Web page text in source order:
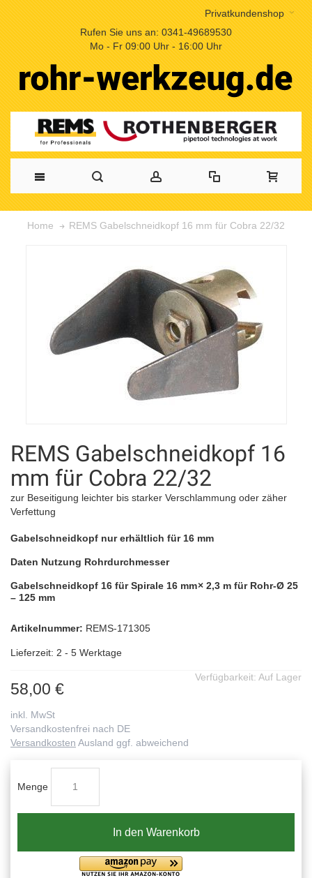
Privatkundenshop
Rufen Sie uns an: 0341-49689530
Mo - Fr 09:00 Uhr - 16:00 Uhr
Home REMS Gabelschneidkopf 16 mm für Cobra 22/32
REMS Gabelschneidkopf 16
mm für Cobra 22/32
zur Beseitigung leichter bis starker Verschlammung oder zäher
Verfettung
Gabelschneidkopf nur erhältlich für 16 mm
Daten Nutzung Rohrdurchmesser
Gabelschneidkopf 16 für Spirale 16 mm × 2,3 m für Rohr-Ø 25
– 125 mm
Artikelnummer: REMS-171305
Lieferzeit: 2 - 5 Werktage
Verfügbarkeit: Auf Lager
58,00 €
inkl. MwSt
Versandkostenfrei nach DE
Versandkosten Ausland ggf. abweichend
Menge
In den Warenkorb